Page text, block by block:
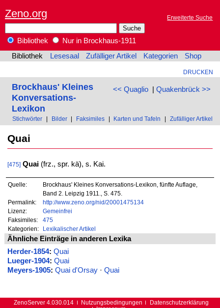
Zeno.org Erweiterte Suche
Bibliothek
Nur in Brockhaus-1911
Bibliothek
Lesesaal Zufälliger Artikel Kategorien Shop
DRUCKEN
<< Quaglio| Quakenbrück >>
Brockhaus' Kleines
Konversations-
Lexikon
Stichwörter Bilder Faksimiles Karten und Tafeln Zufälliger Artikel
Quai
[475] Quai(frz., spr. kä), s. Kai.
Quelle:
Brockhaus' Kleines Konversations-Lexikon, fünfte Auflage,
Band 2. Leipzig 1911., S. 475.
Permalink:
http://www.zeno.org/nid/20001475134
Lizenz:
Gemeinfrei
Faksimiles:
475
Kategorien:
Lexikalischer Artikel
Ähnliche Einträge in anderen Lexika
Herder-1854: Quai
Lueger-1904: Quai
Meyers-1905: Quai d'Orsay· Quai
ZenoServer 4.030.014 Nutzungsbedingungen
Datenschutzerklärung